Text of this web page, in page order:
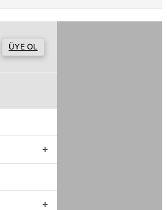
ÜYE OL